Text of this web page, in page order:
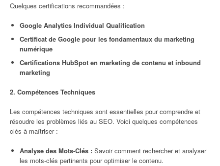
Quelques certifications recommandées :
Google Analytics Individual Qualification
Certificat de Google pour les fondamentaux du marketing
numérique
Certifications HubSpot en marketing de contenu et inbound
marketing
2. Compétences Techniques
Les compétences techniques sont essentielles pour comprendre et
résoudre les problèmes liés au SEO. Voici quelques compétences
clés à maîtriser :
Analyse des Mots-Clés : Savoir comment rechercher et analyser
les mots-clés pertinents pour optimiser le contenu.